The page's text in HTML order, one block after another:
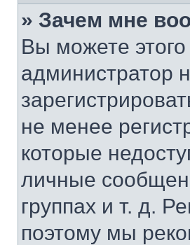
» Зачем мне
Вы можете этого
администратор
не менее
которые
личные
группах и т. д.
поэтому мы